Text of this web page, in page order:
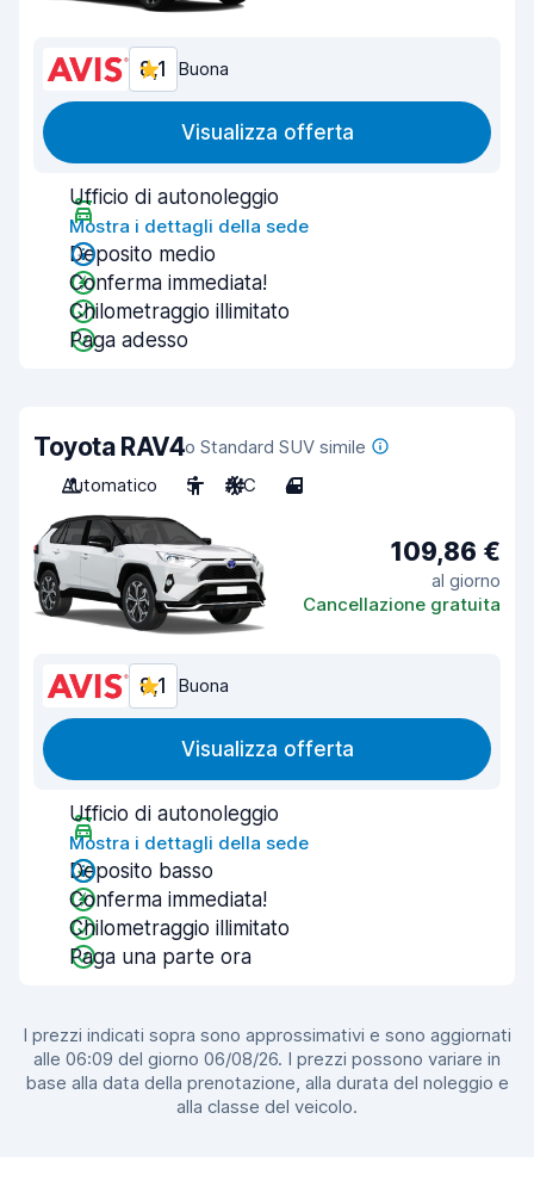
8,1 Buona
Visualizza offerta
Ufficio di autonoleggio
Mostra i dettagli della sede
Deposito medio
Conferma immediata!
Chilometraggio illimitato
Paga adesso
Toyota RAV4o Standard SUV simile
Automatico
5 A/C 4
109,86 €
al giorno
Cancellazione gratuita
8,1 Buona
Visualizza offerta
Ufficio di autonoleggio
Mostra i dettagli della sede
Deposito basso
Conferma immediata!
Chilometraggio illimitato
Paga una parte ora
I prezzi indicati sopra sono approssimativi e sono aggiornati
alle 06:09 del giorno 06/08/26. I prezzi possono variare in
base alla data della prenotazione, alla durata del noleggio e
alla classe del veicolo.